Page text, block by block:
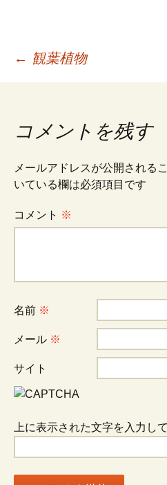
投
ナ
ビ
ゲ
ー
シ
ョ
ン
← 観葉植物
コメントを残す
メールアドレスが公開される
いている欄は必須項目です
コメント ※
名前 ※
メール ※
サイト
上に表示された文字を入力し